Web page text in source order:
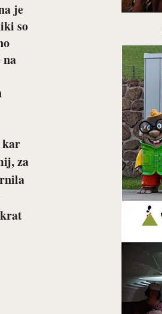
je
so
na
kar
za